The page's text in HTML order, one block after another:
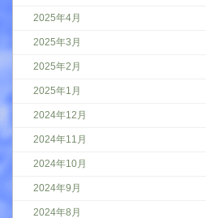
2025年4月
2025年3月
2025年2月
2025年1月
2024年12月
2024年11月
2024年10月
2024年9月
2024年8月